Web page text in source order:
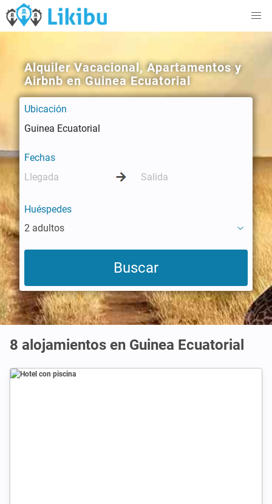
Alquiler Vacacional, Apartamentos y
Airbnb en Guinea Ecuatorial
Ubicación
Fechas
Huéspedes
2 adultos
8 alojamientos en Guinea Ecuatorial